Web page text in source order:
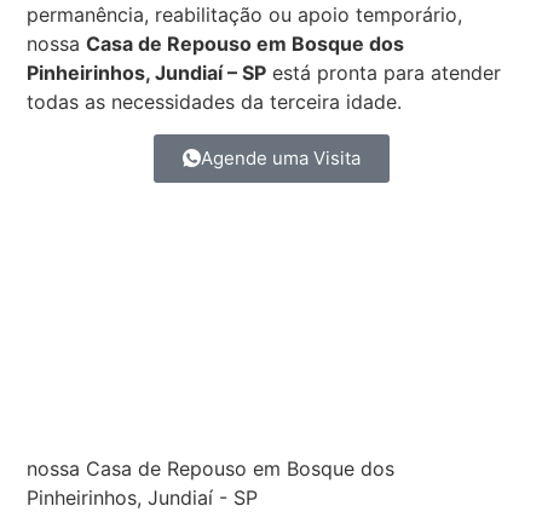
permanência, reabilitação ou apoio temporário,
nossaCasa de Repouso em Bosque dos
Pinheirinhos, Jundiaí – SP está pronta para atender
todas as necessidades da terceira idade.
Agende uma Visita
nossa Casa de Repouso em Bosque dos
Pinheirinhos, Jundiaí - SP